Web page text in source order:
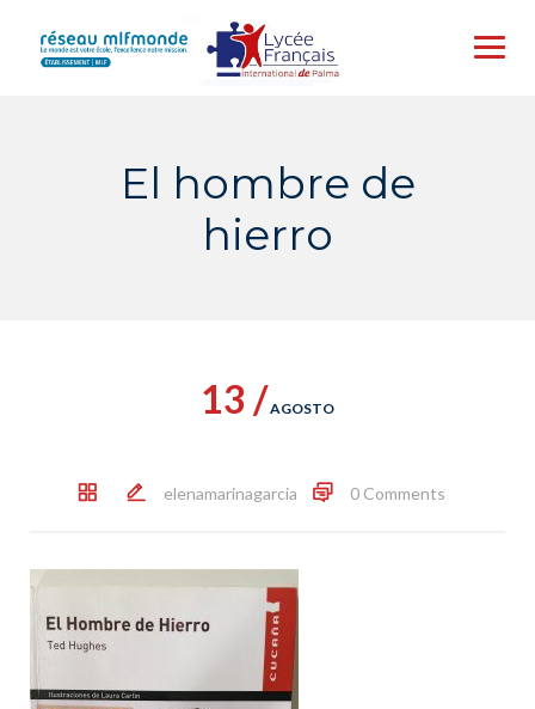
content
El hombre de
hierro
13 /AGOSTO
elenamarinagarcia 0 Comments